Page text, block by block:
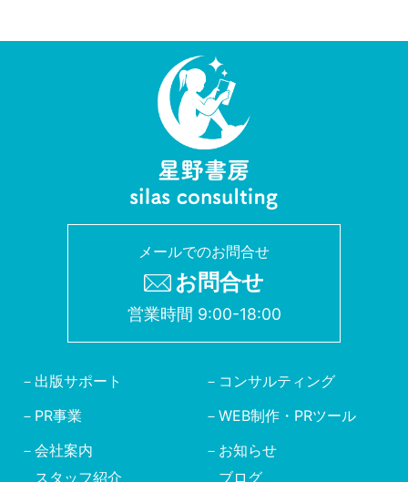
メールでのお問合せ
お問合せ
営業時間 9:00-18:00
出版サポート
コンサルティング
PR事業
WEB制作・PRツール
会社案内
スタッフ紹介
お知らせ
ブログ